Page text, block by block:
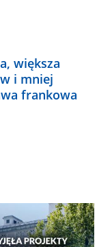
większa
i mniej
frankowa